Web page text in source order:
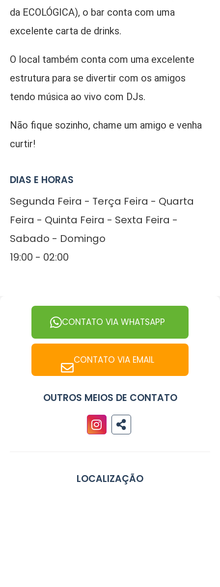
da ECOLÓGICA), o bar conta com uma
excelente carta de drinks.
O local também conta com uma excelente
estrutura para se divertir com os amigos
tendo música ao vivo com DJs.
Não fique sozinho, chame um amigo e venha
curtir!
DIAS E HORAS
Segunda Feira - Terça Feira - Quarta
Feira - Quinta Feira - Sexta Feira -
Sabado - Domingo
19:00 - 02:00
CONTATO VIA WHATSAPP
CONTATO VIA EMAIL
OUTROS MEIOS DE CONTATO
LOCALIZAÇÃO